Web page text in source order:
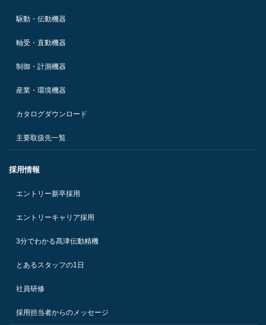
駆動・伝動機器
軸受・直動機器
制御・計測機器
産業・環境機器
カタログダウンロード
主要取扱先一覧
採用情報
エントリー新卒採用
エントリーキャリア採用
3分でわかる髙津伝動精機
とあるスタッフの1日
社員研修
採用担当者からのメッセージ